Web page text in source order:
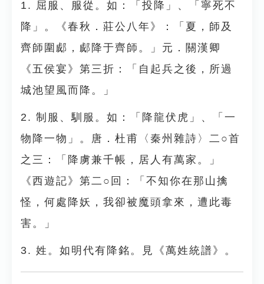
1. 屈服、服從。如：「投降」、「寧死不
降」。《春秋．莊公八年》：「夏，師及
齊師圍郕，郕降于齊師。」元．關漢卿
《五侯宴》第三折：「自起兵之後，所過
城池望風而降。」
2. 制服、馴服。如：「降龍伏虎」、「一
物降一物」。唐．杜甫〈秦州雜詩〉二○首
之三：「降虜兼千帳，居人有萬家。」
《西遊記》第二○回：「不知你在那山擒
怪，何處降妖，我卻被魔頭拿來，遭此毒
害。」
3. 姓。如明代有降銘。見《萬姓統譜》。